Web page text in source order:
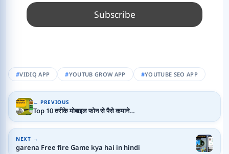
VIDIQ APP YOUTUB GROW APP YOUTUBE SEO APP
← PREVIOUS
Top 10 तरीके मोबाइल फोन से पैसे कमाने…
NEXT →
garena Free fire Game kya hai in hindi